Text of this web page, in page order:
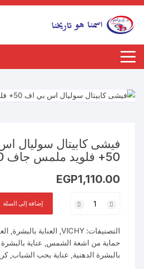
التجاوز
المحتوى
فيشى كابيتال سوليال
50+ فلويد ملمس جاف 50مل
EGP1,110.00
فيشى
سوليال
اس
بي
إضافة إلى السلة
التصنيفات:VICHY
, العناية بالبشرة,
حماية من اشعة الشمس, عناية
بالبشرة الدهنية, عناية بحب الشباب,